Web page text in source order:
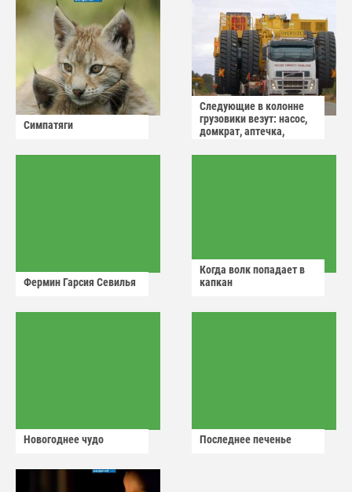
Симпатяги
Следующие в колонне
грузовики везут: насос,
домкрат, аптечка,
Фермин Гарсия Севилья
Когда волк попадает в
капкан
Новогоднее чудо Последнее печенье